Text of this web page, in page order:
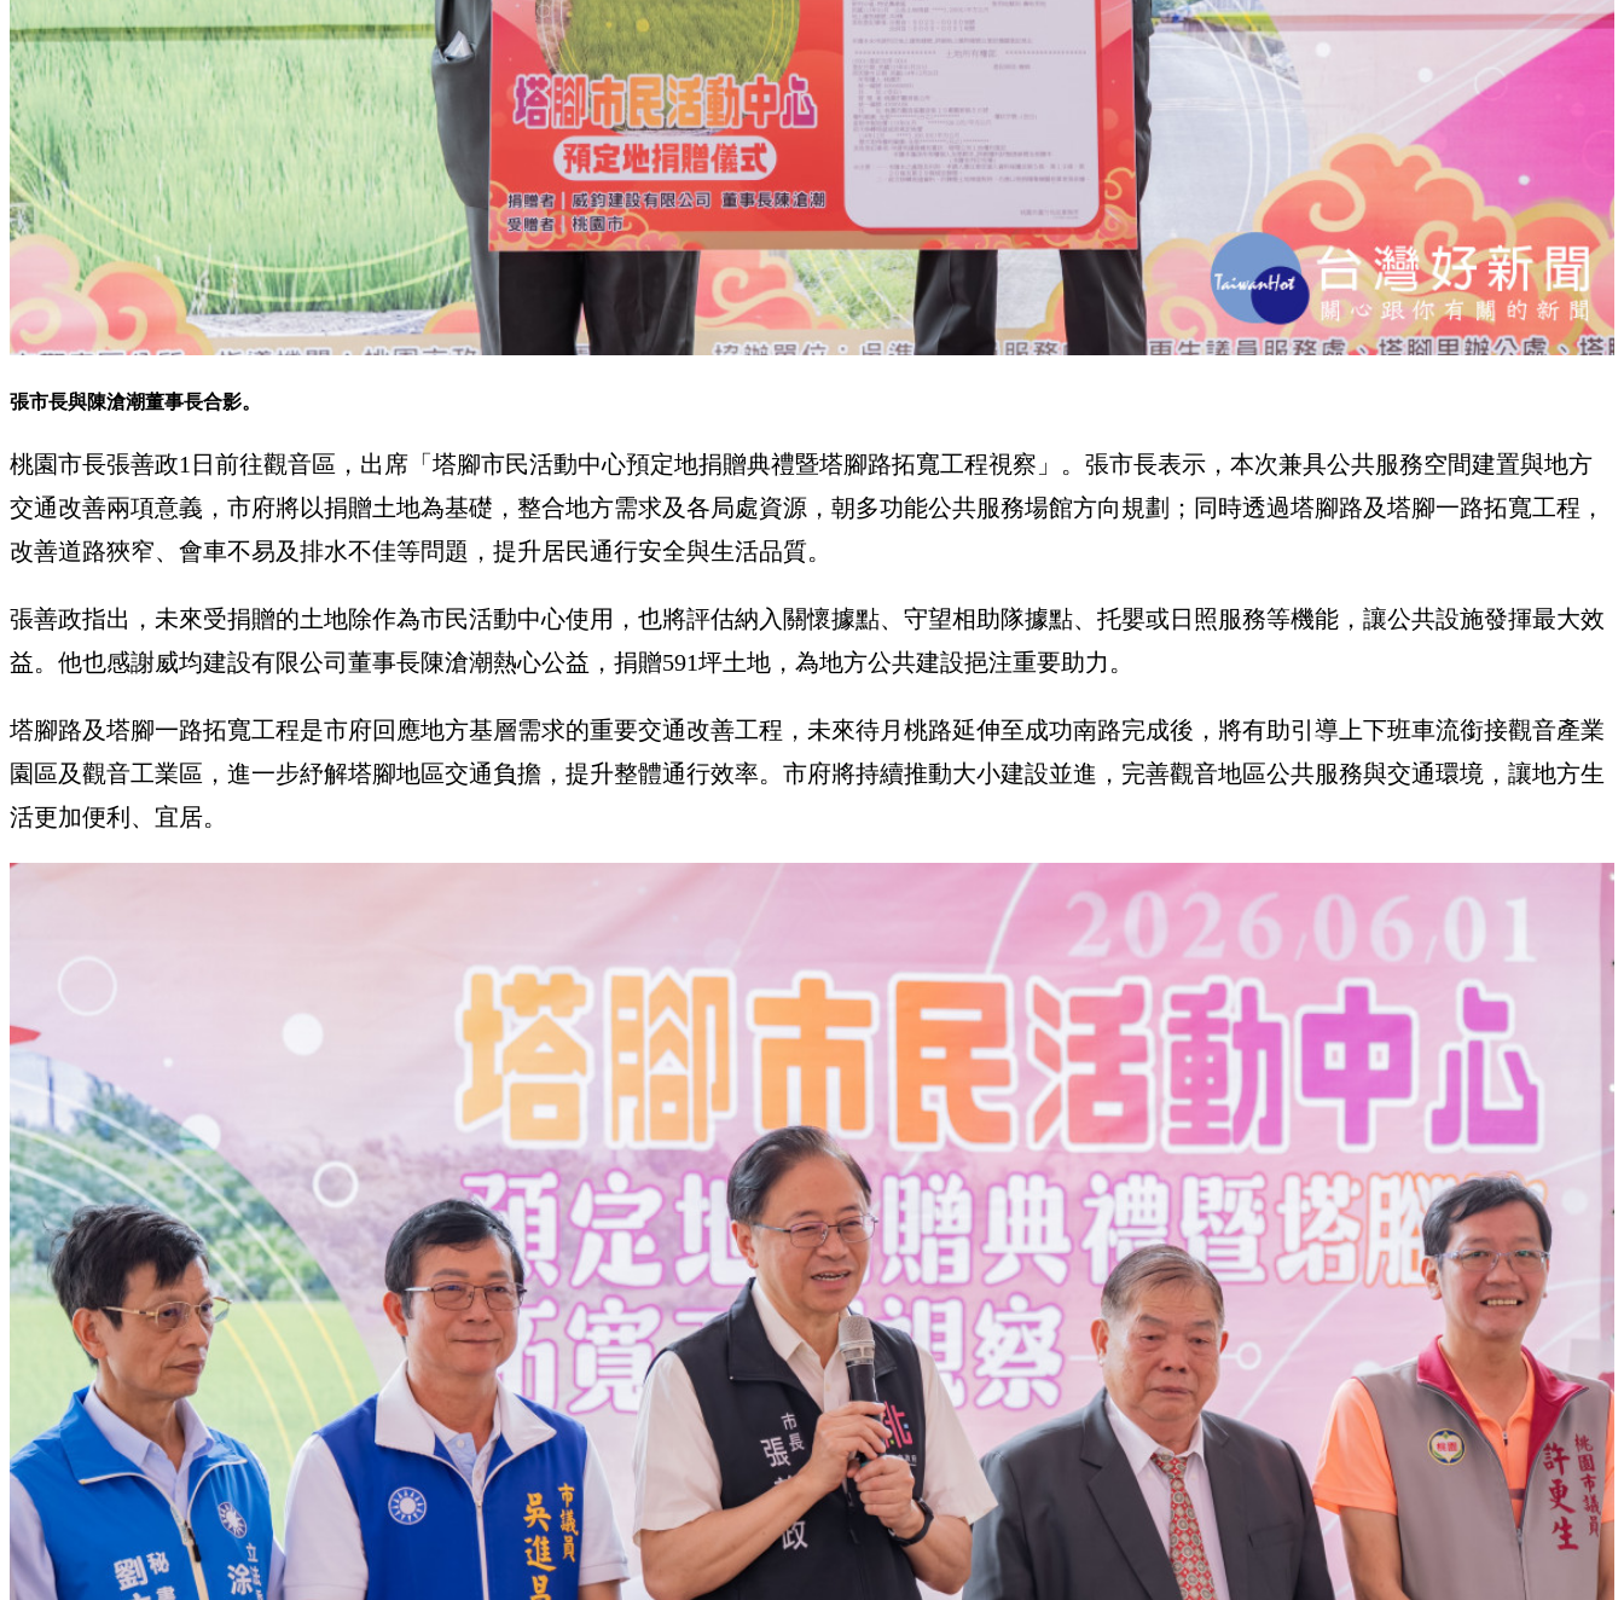
張市長與陳滄潮董事長合影。
桃園市長張善政1日前往觀音區，出席「塔腳市民活動中心預定地捐贈典禮暨塔腳路拓寬工程視察」。張市長表示，本次兼具公共服務空間建置與地方
交通改善兩項意義，市府將以捐贈土地為基礎，整合地方需求及各局處資源，朝多功能公共服務場館方向規劃；同時透過塔腳路及塔腳一路拓寬工程，
改善道路狹窄、會車不易及排水不佳等問題，提升居民通行安全與生活品質。
張善政指出，未來受捐贈的土地除作為市民活動中心使用，也將評估納入關懷據點、守望相助隊據點、托嬰或日照服務等機能，讓公共設施發揮最大效
益。他也感謝威均建設有限公司董事長陳滄潮熱心公益，捐贈591坪土地，為地方公共建設挹注重要助力。
塔腳路及塔腳一路拓寬工程是市府回應地方基層需求的重要交通改善工程，未來待月桃路延伸至成功南路完成後，將有助引導上下班車流銜接觀音產業
園區及觀音工業區，進一步紓解塔腳地區交通負擔，提升整體通行效率。市府將持續推動大小建設並進，完善觀音地區公共服務與交通環境，讓地方生
活更加便利、宜居。